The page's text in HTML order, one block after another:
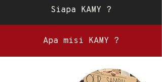
Siapa KAMY ?
Apa misi KAMY ?